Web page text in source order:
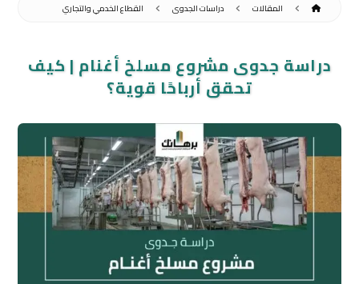
المقالات دراسات الجدوى القطاع الخدمي والتجاري
دراسة جدوى مشروع مسلخ أغنام | كيف
تحقق أرباحًا قوية؟